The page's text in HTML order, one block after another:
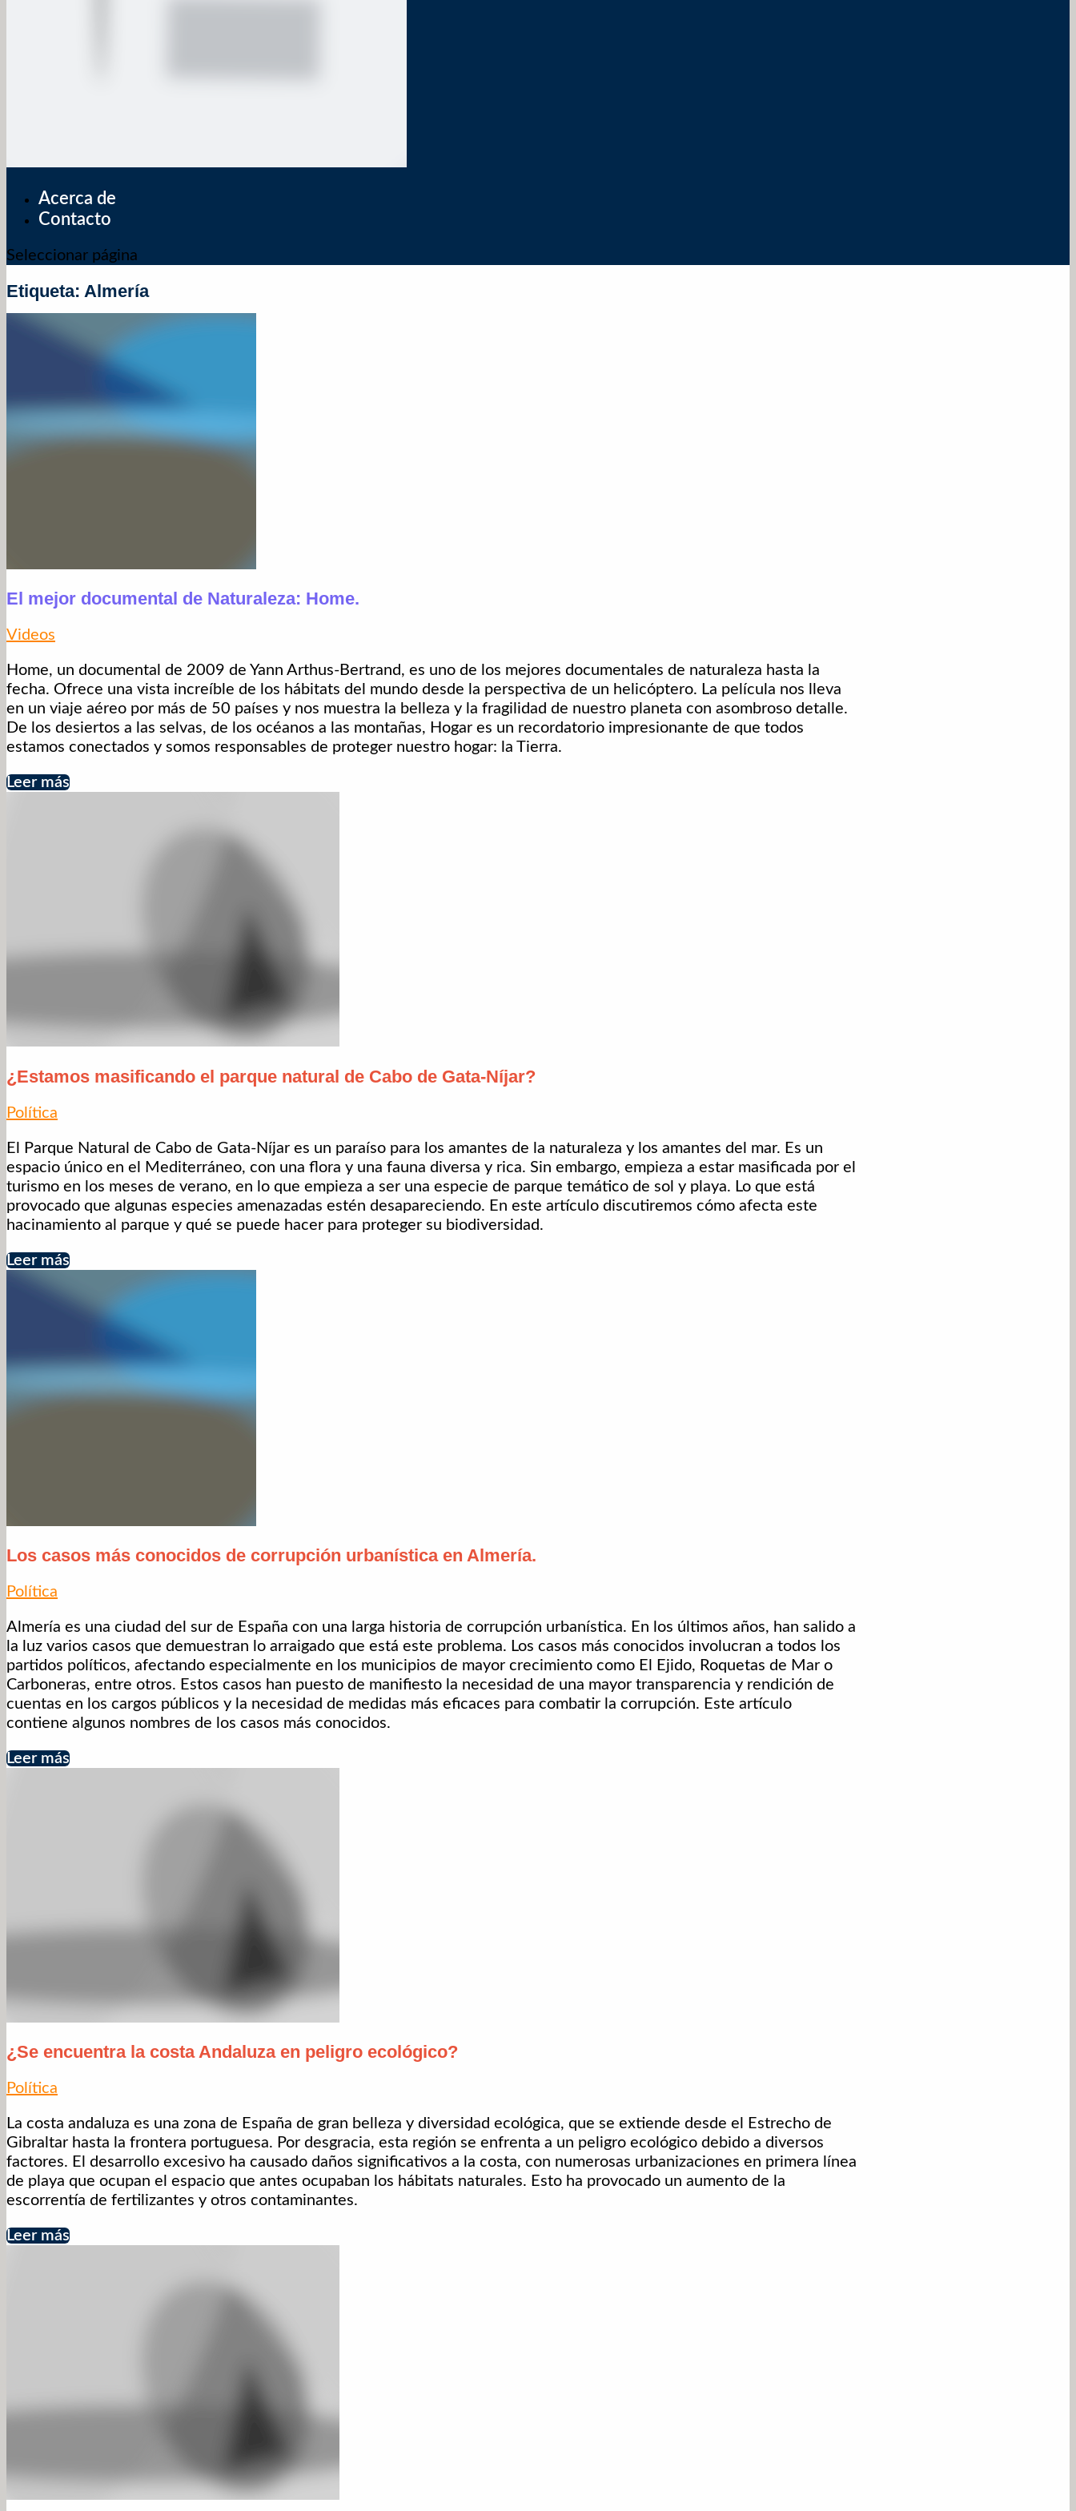
Acerca de
Contacto
Seleccionar página
Etiqueta: Almería
El mejor documental de Naturaleza: Home.
Videos
Home, un documental de 2009 de Yann Arthus-Bertrand, es uno de los mejores documentales de naturaleza hasta la
fecha. Ofrece una vista increíble de los hábitats del mundo desde la perspectiva de un helicóptero. La película nos lleva
en un viaje aéreo por más de 50 países y nos muestra la belleza y la fragilidad de nuestro planeta con asombroso detalle.
De los desiertos a las selvas, de los océanos a las montañas, Hogar es un recordatorio impresionante de que todos
estamos conectados y somos responsables de proteger nuestro hogar: la Tierra.
Leer más
¿Estamos masificando el parque natural de Cabo de Gata-Níjar?
Política
El Parque Natural de Cabo de Gata-Níjar es un paraíso para los amantes de la naturaleza y los amantes del mar. Es un
espacio único en el Mediterráneo, con una flora y una fauna diversa y rica. Sin embargo, empieza a estar masificada por el
turismo en los meses de verano, en lo que empieza a ser una especie de parque temático de sol y playa. Lo que está
provocado que algunas especies amenazadas estén desapareciendo. En este artículo discutiremos cómo afecta este
hacinamiento al parque y qué se puede hacer para proteger su biodiversidad.
Leer más
Los casos más conocidos de corrupción urbanística en Almería.
Política
Almería es una ciudad del sur de España con una larga historia de corrupción urbanística. En los últimos años, han salido a
la luz varios casos que demuestran lo arraigado que está este problema. Los casos más conocidos involucran a todos los
partidos políticos, afectando especialmente en los municipios de mayor crecimiento como El Ejido, Roquetas de Mar o
Carboneras, entre otros. Estos casos han puesto de manifiesto la necesidad de una mayor transparencia y rendición de
cuentas en los cargos públicos y la necesidad de medidas más eficaces para combatir la corrupción. Este artículo
contiene algunos nombres de los casos más conocidos.
Leer más
¿Se encuentra la costa Andaluza en peligro ecológico?
Política
La costa andaluza es una zona de España de gran belleza y diversidad ecológica, que se extiende desde el Estrecho de
Gibraltar hasta la frontera portuguesa. Por desgracia, esta región se enfrenta a un peligro ecológico debido a diversos
factores. El desarrollo excesivo ha causado daños significativos a la costa, con numerosas urbanizaciones en primera línea
de playa que ocupan el espacio que antes ocupaban los hábitats naturales. Esto ha provocado un aumento de la
escorrentía de fertilizantes y otros contaminantes.
Leer más